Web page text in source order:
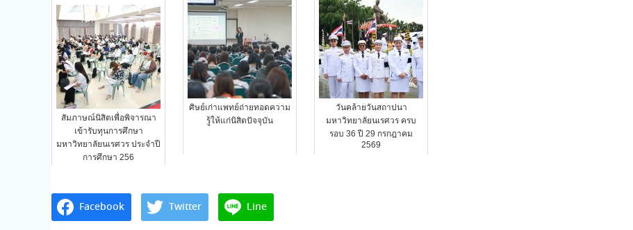
สัมภาษณ์นิสิตเพื่อพิจารณา
เข้ารับทุนการศึกษา
มหาวิทยาลัยนเรศวร ประจำปี
การศึกษา 256
ศิษย์เก่าแพทย์ถ่ายทอดความ
รู้ให้แก่นิสิตปัจจุบัน
วันคล้ายวันสถาปนา
มหาวิทยาลัยนเรศวร ครบ
รอบ 36 ปี 29 กรกฎาคม
2569
Facebook Twitter Line